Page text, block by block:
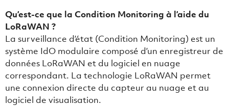
Qu’est-ce que la Condition Monitoring à l’aide du
LoRaWAN ?
La surveillance d’état (Condition Monitoring) est un
système IdO modulaire composé d’un enregistreur de
données LoRaWAN et du logiciel en nuage
correspondant. La technologie LoRaWAN permet
une connexion directe du capteur au nuage et au
logiciel de visualisation.